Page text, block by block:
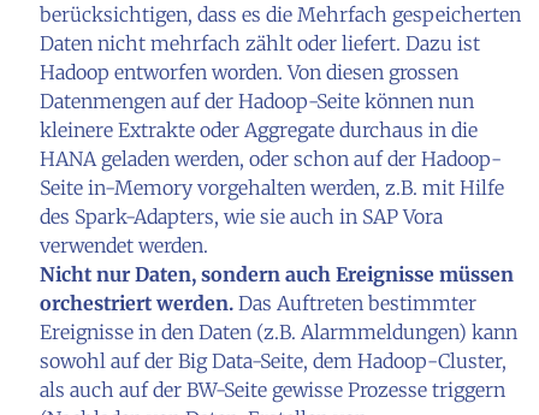
berücksichtigen, dass es die Mehrfach gespeicherten
Daten nicht mehrfach zählt oder liefert. Dazu ist
Hadoop entworfen worden. Von diesen grossen
Datenmengen auf der Hadoop-Seite können nun
kleinere Extrakte oder Aggregate durchaus in die
HANA geladen werden, oder schon auf der Hadoop-
Seite in-Memory vorgehalten werden, z.B. mit Hilfe
des Spark-Adapters, wie sie auch in SAP Vora
verwendet werden.
Nicht nur Daten, sondern auch Ereignisse müssen
orchestriert werden.Das Auftreten bestimmter
Ereignisse in den Daten (z.B. Alarmmeldungen) kann
sowohl auf der Big Data-Seite, dem Hadoop-Cluster,
als auch auf der BW-Seite gewisse Prozesse triggern